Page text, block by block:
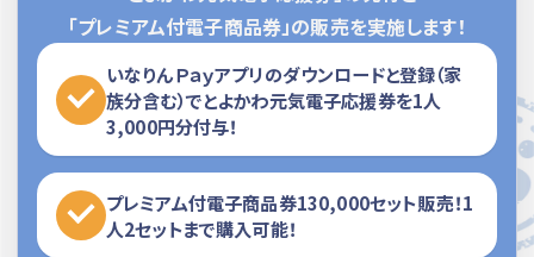
「プレミアム付電子商品券」の販売を実施します！
いなりんＰａｙアプリのダウンロードと登録（家
族分含む）でとよかわ元気電子応援券を1人
3,000円分付与！
プレミアム付電子商品券130,000セット販売！1
人2セットまで購入可能！